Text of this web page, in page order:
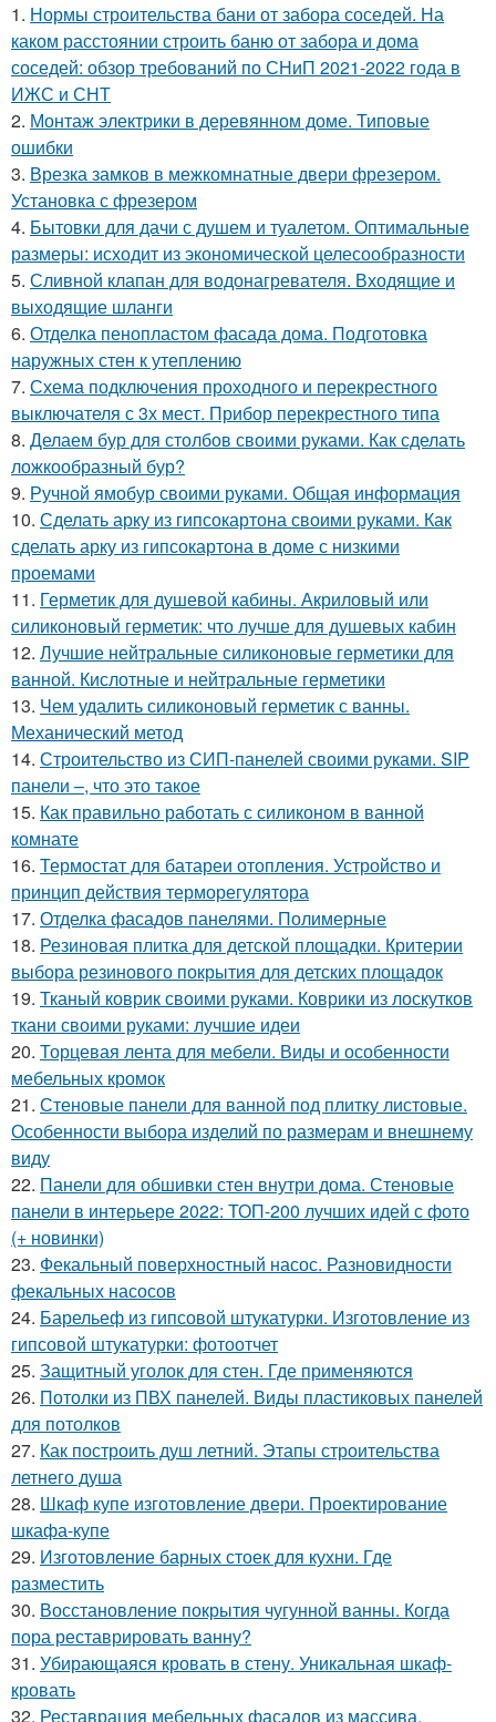
1. Нормы строительства бани от забора соседей. На
каком расстоянии строить баню от забора и дома
соседей: обзор требований по СНиП 2021-2022 года в
ИЖС и СНТ
2. Монтаж электрики в деревянном доме. Типовые
ошибки
3. Врезка замков в межкомнатные двери фрезером.
Установка с фрезером
4. Бытовки для дачи с душем и туалетом. Оптимальные
размеры: исходит из экономической целесообразности
5. Сливной клапан для водонагревателя. Входящие и
выходящие шланги
6. Отделка пенопластом фасада дома. Подготовка
наружных стен к утеплению
7. Схема подключения проходного и перекрестного
выключателя с 3х мест. Прибор перекрестного типа
8. Делаем бур для столбов своими руками. Как сделать
ложкообразный бур?
9. Ручной ямобур своими руками. Общая информация
10. Сделать арку из гипсокартона своими руками. Как
сделать арку из гипсокартона в доме с низкими
проемами
11. Герметик для душевой кабины. Акриловый или
силиконовый герметик: что лучше для душевых кабин
12. Лучшие нейтральные силиконовые герметики для
ванной. Кислотные и нейтральные герметики
13. Чем удалить силиконовый герметик с ванны.
Механический метод
14. Строительство из СИП-панелей своими руками. SIP
панели –, что это такое
15. Как правильно работать с силиконом в ванной
комнате
16. Термостат для батареи отопления. Устройство и
принцип действия терморегулятора
17. Отделка фасадов панелями. Полимерные
18. Резиновая плитка для детской площадки. Критерии
выбора резинового покрытия для детских площадок
19. Тканый коврик своими руками. Коврики из лоскутков
ткани своими руками: лучшие идеи
20. Торцевая лента для мебели. Виды и особенности
мебельных кромок
21. Стеновые панели для ванной под плитку листовые.
Особенности выбора изделий по размерам и внешнему
виду
22. Панели для обшивки стен внутри дома. Стеновые
панели в интерьере 2022: ТОП-200 лучших идей с фото
(+ новинки)
23. Фекальный поверхностный насос. Разновидности
фекальных насосов
24. Барельеф из гипсовой штукатурки. Изготовление из
гипсовой штукатурки: фотоотчет
25. Защитный уголок для стен. Где применяются
26. Потолки из ПВХ панелей. Виды пластиковых панелей
для потолков
27. Как построить душ летний. Этапы строительства
летнего душа
28. Шкаф купе изготовление двери. Проектирование
шкафа-купе
29. Изготовление барных стоек для кухни. Где
разместить
30. Восстановление покрытия чугунной ванны. Когда
пора реставрировать ванну?
31. Убирающаяся кровать в стену. Уникальная шкаф-
кровать
32. Реставрация мебельных фасадов из массива.